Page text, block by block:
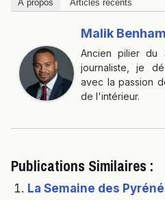
À propos Articles récents
Malik
Ancien pilier du
journaliste, je
avec la passion
de l'intérieur.
Publications Similaires :
La Semaine des